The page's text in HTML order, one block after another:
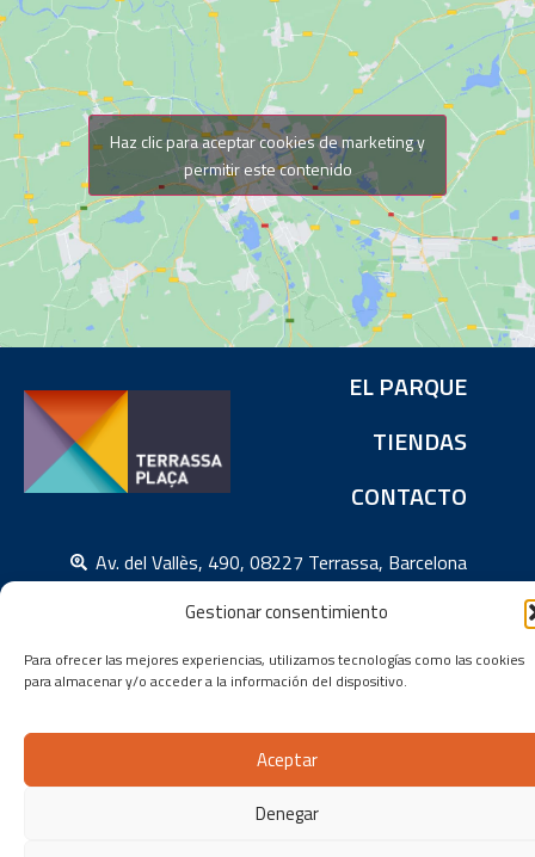
Gestionar consentimiento
Para ofrecer las mejores experiencias, utilizamos tecnologías como las cookies
para almacenar y/o acceder a la información del dispositivo.
Aceptar
Denegar
Haz clic para aceptar cookies de marketing y
permitir este contenido
EL PARQUE
TIENDAS
CONTACTO
Av. del Vallès, 490, 08227 Terrassa, Barcelona
Copyright – Terrassa Plaça |Aviso Legal–Política de Cookies
–Política de privacidad